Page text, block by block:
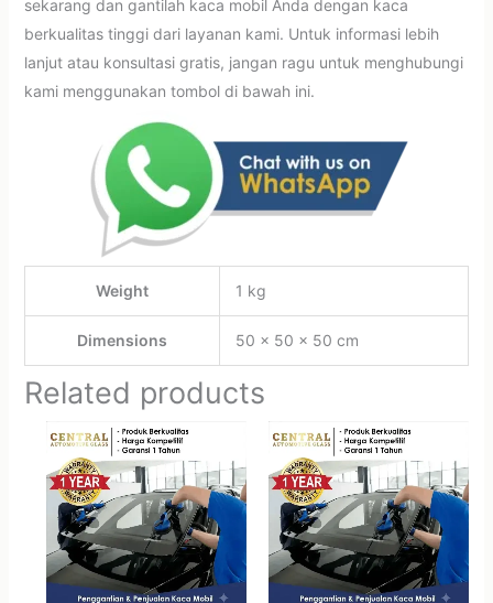
sekarang dan gantilah kaca mobil Anda dengan kaca
berkualitas tinggi dari layanan kami. Untuk informasi lebih
lanjut atau konsultasi gratis, jangan ragu untuk menghubungi
kami menggunakan tombol di bawah ini.
Weight 1 kg
Dimensions 50 × 50 × 50 cm
Related products